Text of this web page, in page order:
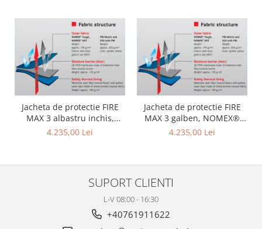
Jacheta de protectie FIRE
MAX 3 albastru inchis,
NOMEX® TOUGHT
4.235,00 Lei
Jacheta de protectie FIRE
MAX 3 galben, NOMEX®
Tought
4.235,00 Lei
SUPORT CLIENTI
L-V 08:00 - 16:30
+40761911622